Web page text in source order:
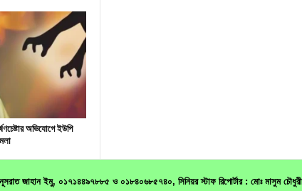
অভিযোগে ইউপি
জাহান ইমু, ০১৭১৪৪৯৭৮৮৫ ও ০১৮৪০৬৮৫৭৪০, সিনিয়র স্টাফ রিপোর্টার : মোঃ মাসুম চৌধুরী